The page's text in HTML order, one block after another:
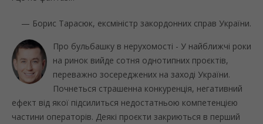
— Борис Тарасюк, ексміністр закордонних справ України.
Про бульбашку в нерухомості - У найближчі роки
на ринок вийде сотня однотипних проєктів,
переважно зосереджених на заході України.
Почнеться страшенна конкуренція, негативний
ефект від якої підсилиться недостатньою компетенцією
частини операторів. Деякі проєкти закриються в перший